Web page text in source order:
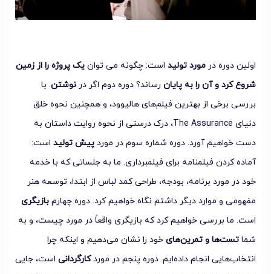
اولین دوره در مورد تولید است: چگونه می توان یک پروژه را از زمین
شروع کرد و آن را به پایان رساند؟ دوره دوم اگر در نوشتن. با
بررسی برخی از بهترین فیلم‌های هالیوود، و همچنین نحوه خلق
دنیای The Assurance، درک درستی از نحوه روایت داستان به
دست خواهیم آورد. دوره شماره سوم در مورد پیش تولید است:
آماده کردن فیلمنامه برای فیلمبرداری. ما به جلساتی که با خدمه
خود در مورد برنامه، بودجه، طراحی کمد لباس از ابتدا، توسعه هنر
مفهومی و موارد دیگر داشتم نگاه خواهیم کرد. دوره چهارم بازیگری
است. ما بررسی خواهیم کرد که بازیگری واقعاً در مورد چیست، و به
شما تست‌ها و تمرین‌های خود را نشان می‌دهیم و اینکه چرا
انتخاب‌هایی انجام داده‌ایم. دوره پنجم در موردکارگردانی است، جایی